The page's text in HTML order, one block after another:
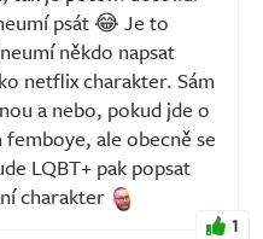
psát 😂 Je to
někdo napsat
netflix charakter. Sám
a nebo, pokud jde o
femboye, ale obecně se
LQBT+ pak popsat
charakter
1